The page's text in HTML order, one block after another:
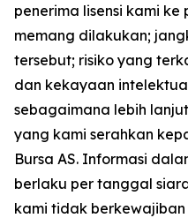
penerima lisensi kami
memang dilakukan;
tersebut; risiko yang
dan kekayaan
sebagaimana lebih
yang kami serahkan
Bursa AS. Informasi
berlaku per tanggal
kami tidak